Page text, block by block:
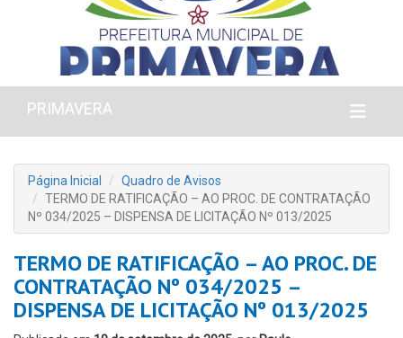
PRIMAVERA
Página Inicial
Quadro de Avisos
TERMO DE RATIFICAÇÃO – AO PROC. DE CONTRATAÇÃO
Nº 034/2025 – DISPENSA DE LICITAÇÃO Nº 013/2025
TERMO DE RATIFICAÇÃO – AO PROC. DE
CONTRATAÇÃO Nº 034/2025 –
DISPENSA DE LICITAÇÃO Nº 013/2025